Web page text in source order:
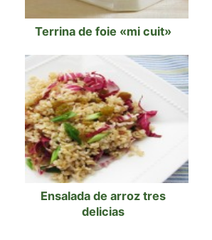
Terrina de foie «mi cuit»
Ensalada de arroz tres
delicias